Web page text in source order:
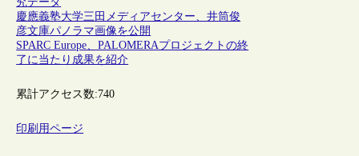
慶應義塾大学三田メディアセンター、井筒俊
彦文庫パノラマ画像を公開
SPARC Europe、PALOMERAプロジェクトの終
了に当たり成果を紹介
累計アクセス数:740
印刷用ページ